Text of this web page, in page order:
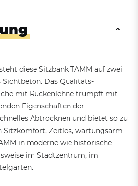
diese Sitzbank TAMM auf zwei
Sichtbeton. Das Qualitäts-
mit Rückenlehne trumpft mit
Eigenschaften der
Abtrocknen und bietet so zu
Sitzkomfort. Zeitlos, wartungsarm
in moderne wie historische
im Stadtzentrum, im